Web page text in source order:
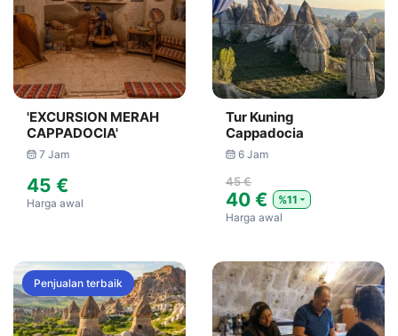
'EXCURSION MERAH
CAPPADOCIA'
7 Jam
45 €
Harga awal
Tur Kuning
Cappadocia
6 Jam
45 €
40 €
%11
Harga awal
Penjualan terbaik